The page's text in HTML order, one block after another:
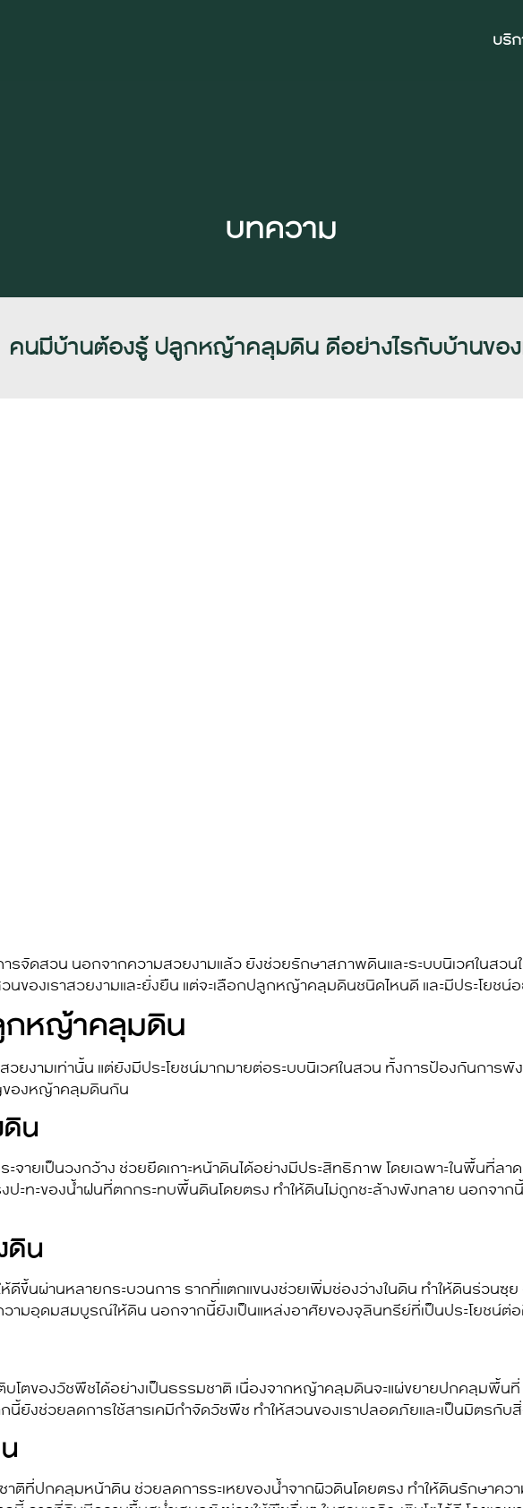
บริ
บทความ
คนมีบ้านต้องรู้ ปลูกหญ้าคลุมดิน ดีอย่างไรกับบ้านของ
รจัดสวน นอกจากความสวยงามแล้ว ยังช่วยรักษาสภาพดินและระบบนิเวศในสว
องเราสวยงามและยั่งยืน แต่จะเลือกปลูกหญ้าคลุมดินชนิดไหนดี และมีประโยช
หญ้าคลุมดิน
สวยงามเท่านั้น แต่ยังมีประโยชน์มากมายต่อระบบนิเวศในสวน ทั้งการป้องกันกา
องหญ้าคลุมดินกัน
น
ะจายเป็นวงกว้าง ช่วยยึดเกาะหน้าดินได้อย่างมีประสิทธิภาพ โดยเฉพาะในพื้นที่ล
งปะทะของน้ำฝนที่ตกกระทบพื้นดินโดยตรง ทำให้ดินไม่ถูกชะล้างพังทลาย นอกจ
ดิน
ดีขึ้นผ่านหลายกระบวนการ รากที่แตกแขนงช่วยเพิ่มช่องว่างในดิน ทำให้ดินร่วนซุย
ามอุดมสมบูรณ์ให้ดิน นอกจากนี้ยังเป็นแหล่งอาศัยของจุลินทรีย์ที่เป็นประโยชน์ต่
โตของวัชพืชได้อย่างเป็นธรรมชาติ เนื่องจากหญ้าคลุมดินจะแผ่ขยายปกคลุมพื้นที่
กนี้ยังช่วยลดการใช้สารเคมีกำจัดวัชพืช ทำให้สวนของเราปลอดภัยและเป็นมิตรกับ
ติที่ปกคลุมหน้าดิน ช่วยลดการระเหยของน้ำจากผิวดินโดยตรง ทำให้ดินรักษาคว